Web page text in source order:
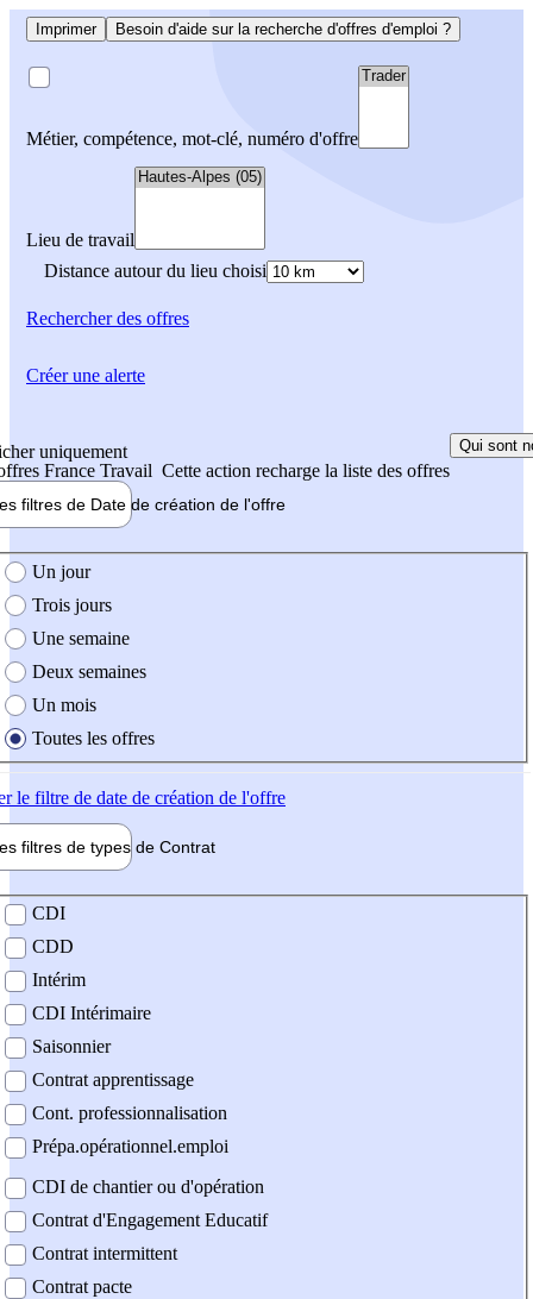
Imprimer Besoin d'aide sur la recherche d'offres d'emploi ?
Métier, compétence, mot-clé, numéro d'offre
Lieu de travail
Distance autour du lieu choisi
Rechercherdes offres
uniquement
France Travail Cette action recharge la liste des offres
Qui sont
filtres de Date de création de l'offre
création de l'offre
Un jour
Trois jours
Une semaine
Deux semaines
Un mois
Toutes les offres
le filtre de date de création de l'offre
filtres de types de Contrat
contrat
CDI
CDD
Intérim
CDI Intérimaire
Saisonnier
Contrat apprentissage
Cont. professionnalisation
Prépa.opérationnel.emploi
CDI de chantier ou d'opération
Contrat d'Engagement Educatif
Contrat intermittent
Contrat pacte
Créer une alerte